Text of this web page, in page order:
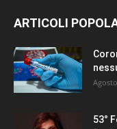
ARTICOLI
53°